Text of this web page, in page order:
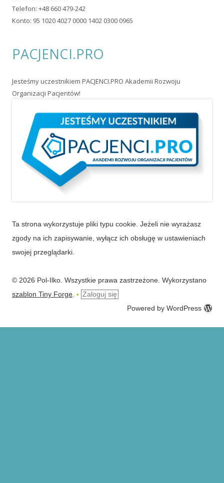
Telefon: +48 660 479-242
Konto: 95 1020 4027 0000 1402 0300 0965
PACJENCI.PRO
Jesteśmy uczestnikiem PACJENCI.PRO Akademii Rozwoju
Organizacji Pacjentów!
Ta strona wykorzystuje pliki typu cookie. Jeżeli nie wyrażasz
zgody na ich zapisywanie, wyłącz ich obsługę w ustawieniach
swojej przeglądarki.
© 2026 Pol-Ilko. Wszystkie prawa zastrzeżone. Wykorzystano
szablon Tiny Forge • Zaloguj się
Powered by WordPress